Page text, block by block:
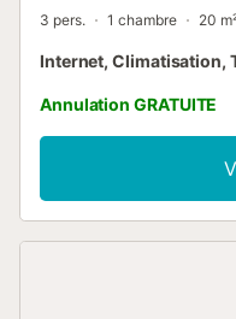
3 pers. 1 chambre 20
Internet, Climatisation,
Annulation GRATUITE